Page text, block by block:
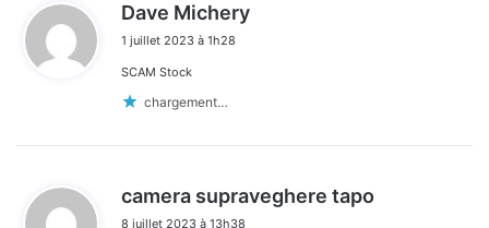
Dave Michery
1 juillet 2023 à 1h28
SCAM Stock
chargement…
camera supraveghere tapo
8 juillet 2023 à 13h38